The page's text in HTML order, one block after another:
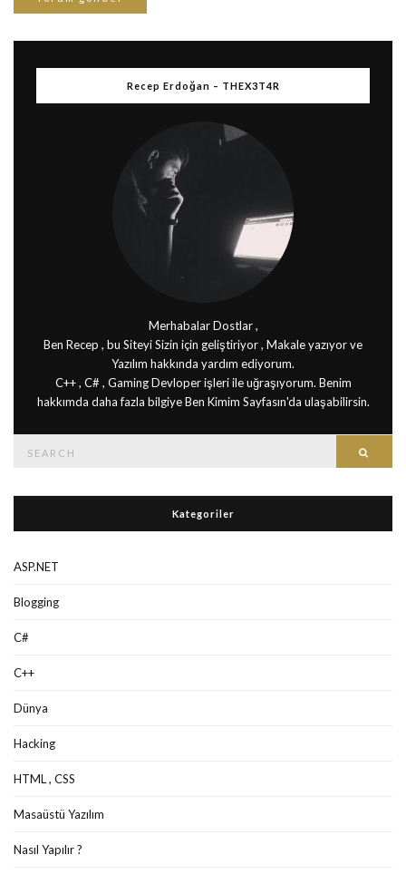
Recep Erdoğan – THEX3T4R
Merhabalar Dostlar ,
Ben Recep , bu Siteyi Sizin için geliştiriyor , Makale yazıyor ve
Yazılım hakkında yardım ediyorum.
C++ , C# , Gaming Devloper işleri ile uğraşıyorum. Benim
hakkımda daha fazla bilgiye Ben Kimim Sayfasın'da ulaşabilirsin.
Kategoriler
ASP.NET
Blogging
C#
C++
Dünya
Hacking
HTML , CSS
Masaüstü Yazılım
Nasıl Yapılır ?